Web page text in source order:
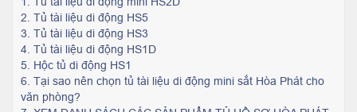
2. Tủ tài liệu di động HS5
3. Tủ tài liệu di động HS3
4. Tủ tài liệu di động HS1D
5. Hộc tủ di động HS1
6. Tại sao nên chọn tủ tài liệu di động mini sắt Hòa Phát cho
văn phòng?